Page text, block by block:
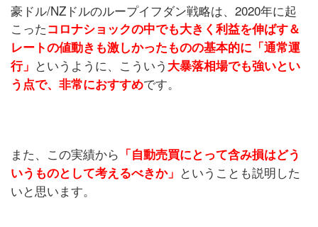
豪ドル/NZドルのループイフダン戦略は、2020年に起
こったコロナショックの中でも大きく利益を伸ばす＆
レートの値動きも激しかったものの基本的に「通常運
行」 というように、こういう 大暴落相場でも強いとい
う点で、非常におすすめです。
また、この実績から 「自動売買にとって含み損はどう
いうものとして考えるべきか」 ということも説明した
いと思います。